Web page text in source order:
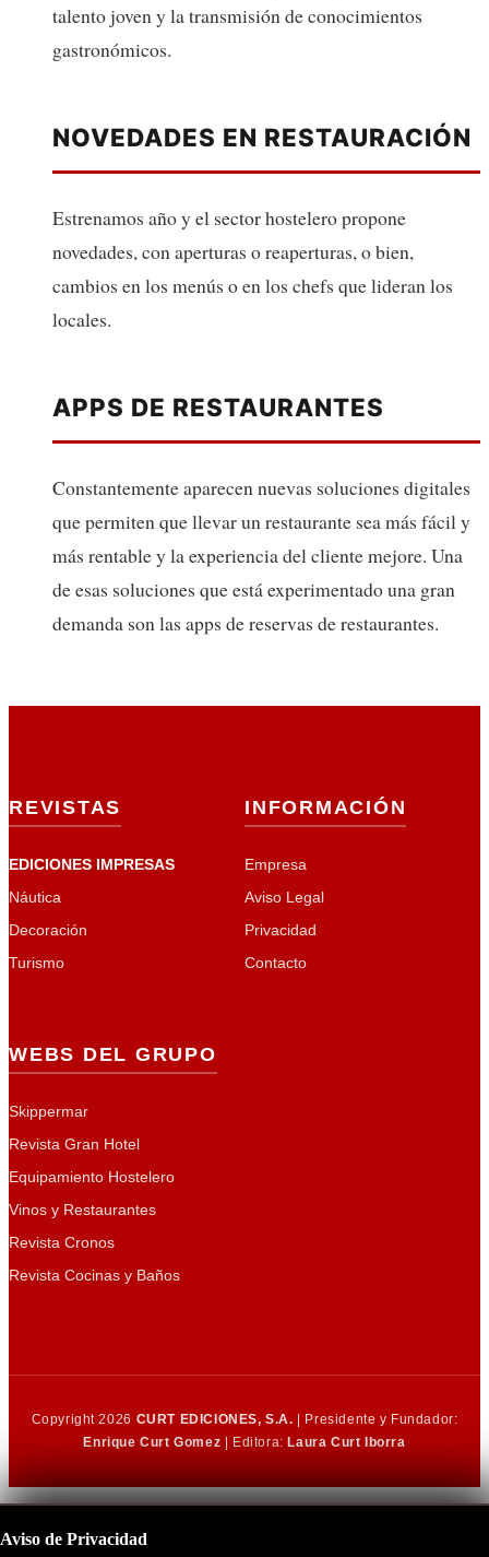
talento joven y la transmisión de conocimientos
gastronómicos.
NOVEDADES EN RESTAURACIÓN
Estrenamos año y el sector hostelero propone
novedades, con aperturas o reaperturas, o bien,
cambios en los menús o en los chefs que lideran los
locales.
APPS DE RESTAURANTES
Constantemente aparecen nuevas soluciones digitales
que permiten que llevar un restaurante sea más fácil y
más rentable y la experiencia del cliente mejore. Una
de esas soluciones que está experimentado una gran
demanda son las apps de reservas de restaurantes.
REVISTAS
EDICIONES IMPRESAS
Náutica
Decoración
Turismo
INFORMACIÓN
Empresa
Aviso Legal
Privacidad
Contacto
WEBS DEL GRUPO
Skippermar
Revista Gran Hotel
Equipamiento Hostelero
Vinos y Restaurantes
Revista Cronos
Revista Cocinas y Baños
Copyright 2026 CURT EDICIONES, S.A. | Presidente y Fundador:
Enrique Curt Gomez | Editora: Laura Curt Iborra
Aviso de Privacidad